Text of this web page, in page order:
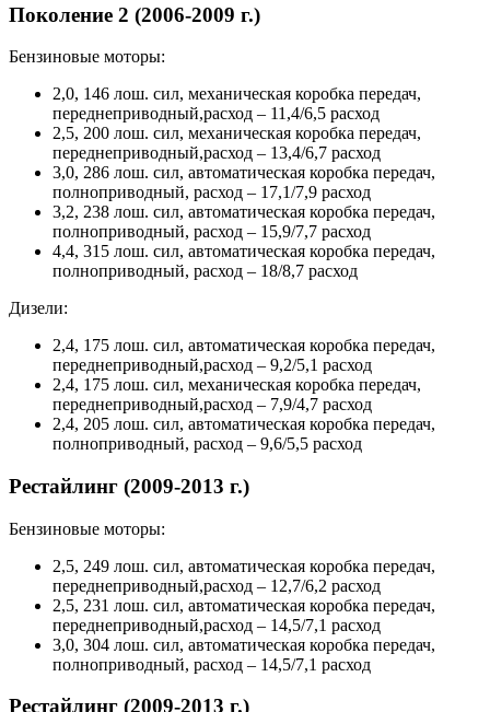
Поколение 2 (2006-2009 г.)
Бензиновые моторы:
2,0, 146 лош. сил, механическая коробка передач,
переднеприводный,расход – 11,4/6,5 расход
2,5, 200 лош. сил, механическая коробка передач,
переднеприводный,расход – 13,4/6,7 расход
3,0, 286 лош. сил, автоматическая коробка передач,
полноприводный, расход – 17,1/7,9 расход
3,2, 238 лош. сил, автоматическая коробка передач,
полноприводный, расход – 15,9/7,7 расход
4,4, 315 лош. сил, автоматическая коробка передач,
полноприводный, расход – 18/8,7 расход
Дизели:
2,4, 175 лош. сил, автоматическая коробка передач,
переднеприводный,расход – 9,2/5,1 расход
2,4, 175 лош. сил, механическая коробка передач,
переднеприводный,расход – 7,9/4,7 расход
2,4, 205 лош. сил, автоматическая коробка передач,
полноприводный, расход – 9,6/5,5 расход
Рестайлинг (2009-2013 г.)
Бензиновые моторы:
2,5, 249 лош. сил, автоматическая коробка передач,
переднеприводный,расход – 12,7/6,2 расход
2,5, 231 лош. сил, автоматическая коробка передач,
переднеприводный,расход – 14,5/7,1 расход
3,0, 304 лош. сил, автоматическая коробка передач,
полноприводный, расход – 14,5/7,1 расход
Рестайлинг (2009-2013 г.)